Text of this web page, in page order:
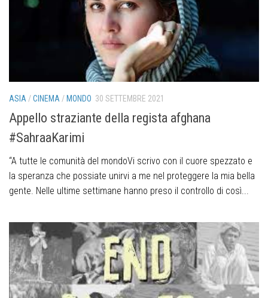
ASIA /CINEMA / MONDO 30 SETTEMBRE 2021
Appello straziante della regista afghana
#SahraaKarimi
“A tutte le comunità del mondoVi scrivo con il cuore spezzato e
la speranza che possiate unirvi a me nel proteggere la mia bella
gente. Nelle ultime settimane hanno preso il controllo di così...